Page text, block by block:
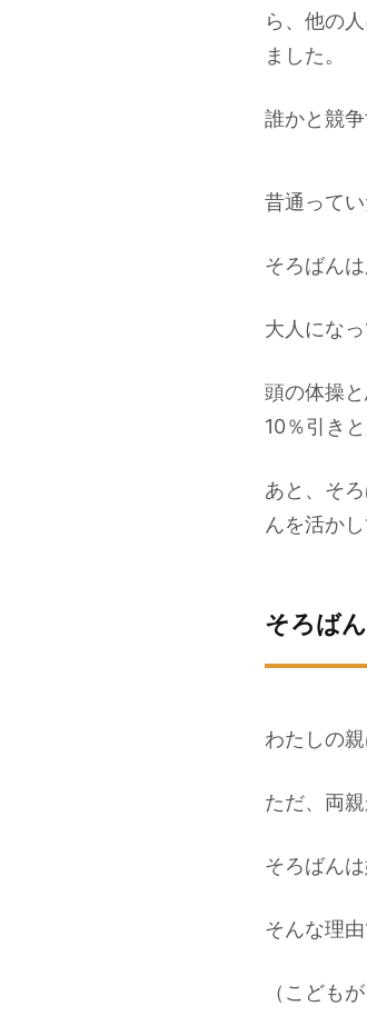
ら、他の
ました。
誰かと競
昔通って
そろばん
大人にな
頭の体操
10％引き
あと、そ
んを活か
そろば
わたしの
ただ、両
そろばん
そんな理
（こども